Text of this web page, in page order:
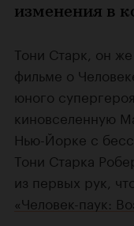
изменения в
Тони Старк, он
фильме о
юного
киновселенную
Нью-Йорке с
Тони Старка
из первых рук,
«Человек-паук: